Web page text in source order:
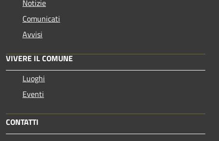
Notizie
Comunicati
Avvisi
VIVERE IL COMUNE
Luoghi
Eventi
CONTATTI